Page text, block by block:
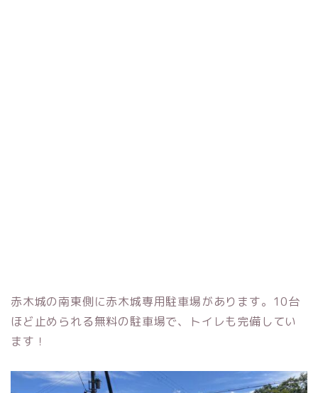
赤木城の南東側に赤木城専用駐車場があります。10台
ほど止められる無料の駐車場で、トイレも完備してい
ます！